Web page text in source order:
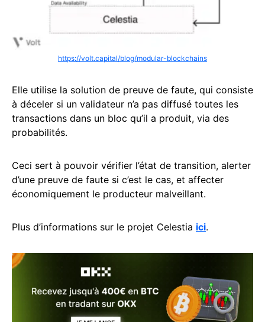
https://volt.capital/blog/modular-blockchains
Elle utilise la solution de preuve de faute, qui consiste
à déceler si un validateur n’a pas diffusé toutes les
transactions dans un bloc qu’il a produit, via des
probabilités.
Ceci sert à pouvoir vérifier l’état de transition, alerter
d’une preuve de faute si c’est le cas, et affecter
économiquement le producteur malveillant.
Plus d’informations sur le projet Celestia ici.